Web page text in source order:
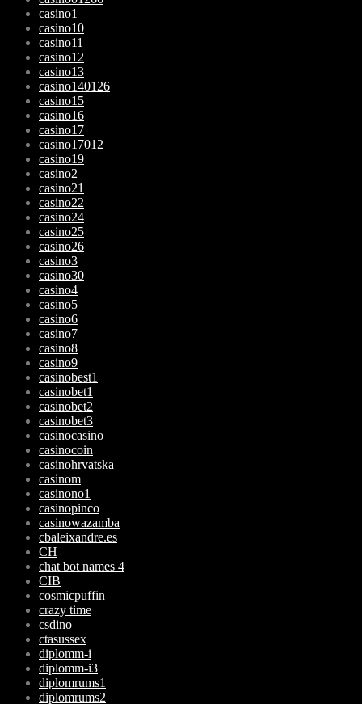
casino1
casino10
casino11
casino12
casino13
casino140126
casino15
casino16
casino17
casino17012
casino19
casino2
casino21
casino22
casino24
casino25
casino26
casino3
casino30
casino4
casino5
casino6
casino7
casino8
casino9
casinobest1
casinobet1
casinobet2
casinobet3
casinocasino
casinocoin
casinohrvatska
casinom
casinono1
casinopinco
casinowazamba
cbaleixandre.es
CH
chat bot names 4
CIB
cosmicpuffin
crazy time
csdino
ctasussex
diplomm-i
diplomm-i3
diplomrums1
diplomrums2